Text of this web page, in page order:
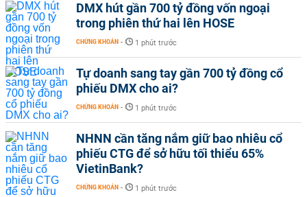
DMX hút gần 700 tỷ đồng vốn ngoại
trong phiên thứ hai lên HOSE
CHỨNG KHOÁN - 1 phút trước
Tự doanh sang tay gần 700 tỷ đồng cổ
phiếu DMX cho ai?
CHỨNG KHOÁN - 1 phút trước
NHNN cần tăng nắm giữ bao nhiêu cổ
phiếu CTG để sở hữu tối thiểu 65%
VietinBank?
CHỨNG KHOÁN - 1 phút trước